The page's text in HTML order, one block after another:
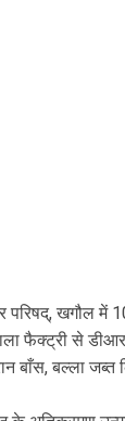
परिषद्, खगौल में
फैक्ट्री से
बाँस, बल्ला जब्त